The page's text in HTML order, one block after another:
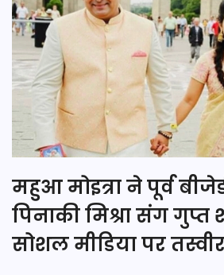
महुआ मोइत्रा ने पूर्व
पिनाकी मिश्रा संग गुप्त
सोशल मीडिया पर